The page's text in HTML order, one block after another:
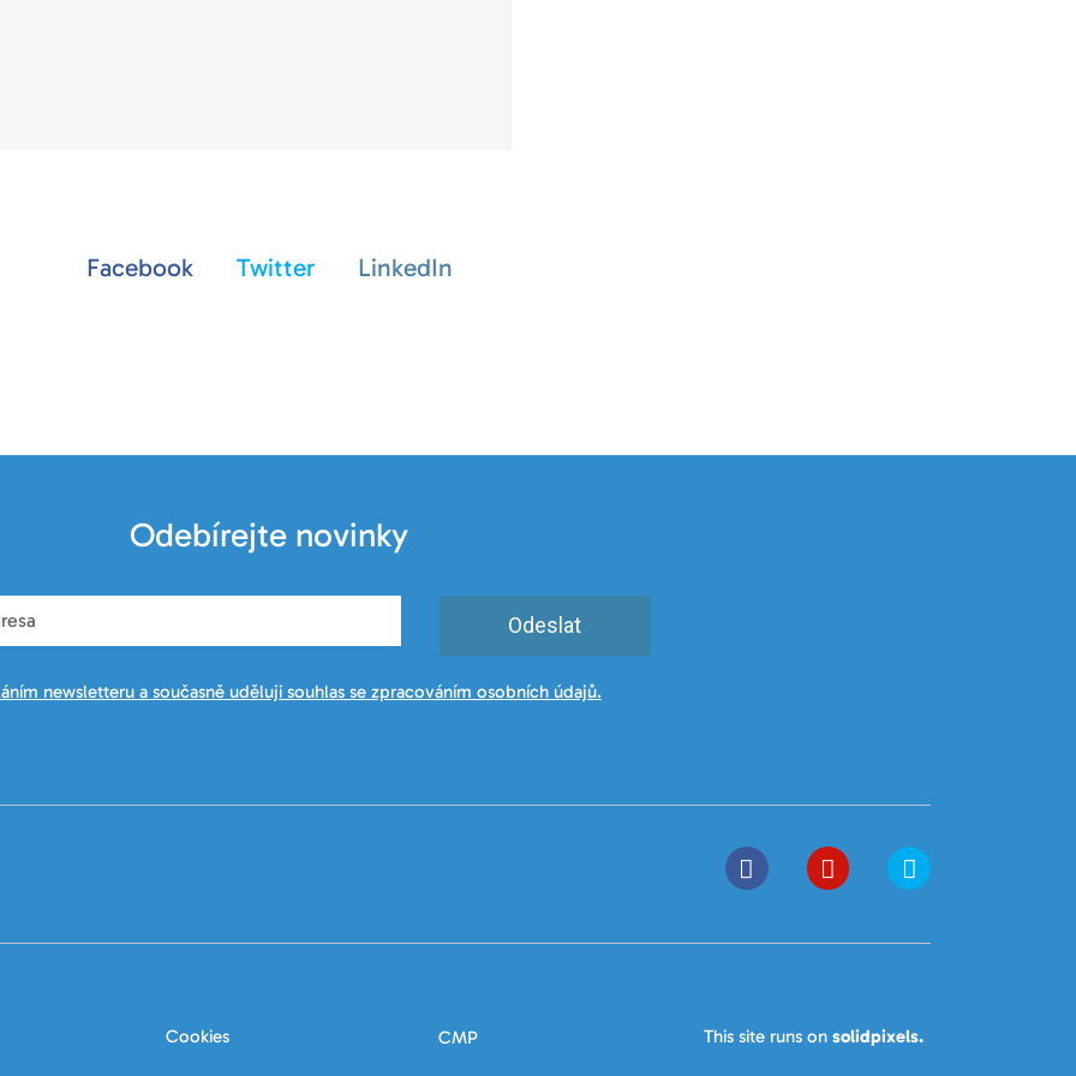
Facebook Twitter LinkedIn
Odebírejte novinky
Odeslat
newsletteru a současně uděluji souhlas se zpracováním osobních údajů.
Cookies CMP This site runs on solidpixels.